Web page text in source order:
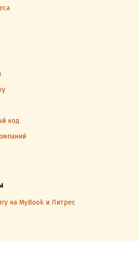
код
на MyBook и Литрес